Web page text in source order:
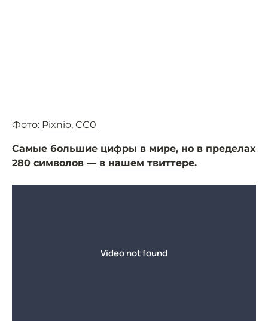
Фото: Pixnio, CC0
Самые большие цифры в мире, но в пределах
280 символов — в нашем твиттере.